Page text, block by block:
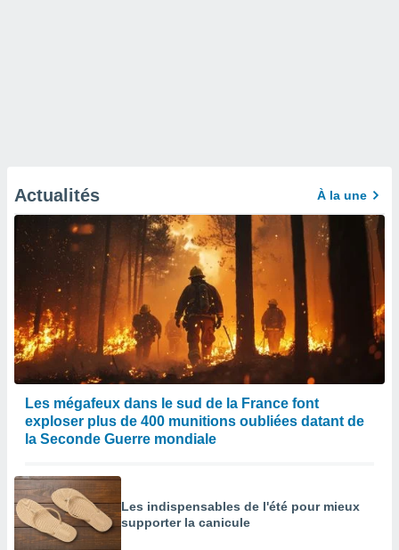
Actualités À la une
Les mégafeux dans le sud de la France font
exploser plus de 400 munitions oubliées datant de
la Seconde Guerre mondiale
Les indispensables de l'été pour mieux
supporter la canicule